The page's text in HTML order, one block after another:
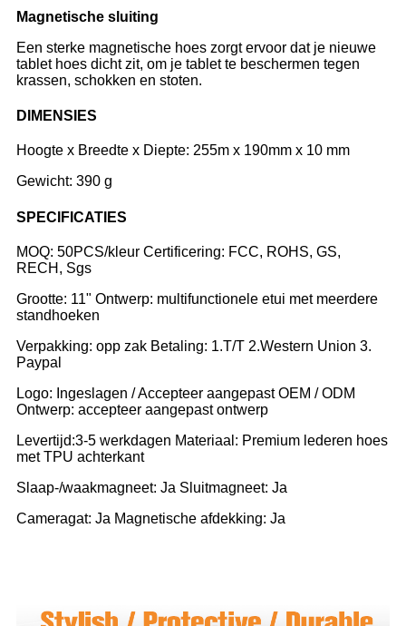
Magnetische sluiting
Een sterke magnetische hoes zorgt ervoor dat je nieuwe
tablet hoes dicht zit, om je tablet te beschermen tegen
krassen, schokken en stoten.
DIMENSIES
Hoogte x Breedte x Diepte: 255m x 190mm x 10 mm
Gewicht: 390 g
SPECIFICATIES
MOQ: 50PCS/kleur Certificering: FCC, ROHS, GS,
RECH, Sgs
Grootte: 11" Ontwerp: multifunctionele etui met meerdere
standhoeken
Verpakking: opp zak Betaling: 1.T/T 2.Western Union 3.
Paypal
Logo: Ingeslagen / Accepteer aangepast OEM / ODM
Ontwerp: accepteer aangepast ontwerp
Levertijd:3-5 werkdagen Materiaal: Premium lederen hoes
met TPU achterkant
Slaap-/waakmagneet: Ja Sluitmagneet: Ja
Cameragat: Ja Magnetische afdekking: Ja